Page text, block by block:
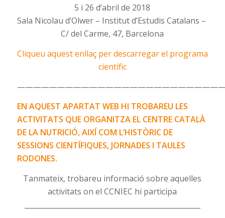
5 i 26 d’abril de 2018
Sala Nicolau d’Olwer – Institut d’Estudis Catalans –
C/ del Carme, 47, Barcelona
Cliqueu aquest enllaç per descarregar el programa
científic
EN AQUEST APARTAT WEB HI TROBAREU LES
ACTIVITATS QUE ORGANITZA EL CENTRE CATALÀ
DE LA NUTRICIÓ, AIXÍ COM L’HISTÒRIC DE
SESSIONS CIENTÍFIQUES, JORNADES I TAULES
RODONES.
Tanmateix, trobareu informació sobre aquelles
activitats on el CCNIEC hi participa